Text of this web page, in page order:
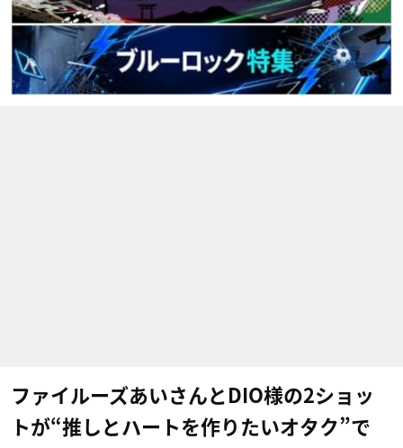
ファイルーズあいさんとDIO様の2ショッ
トが“推しとハートを作りたいオタク”で